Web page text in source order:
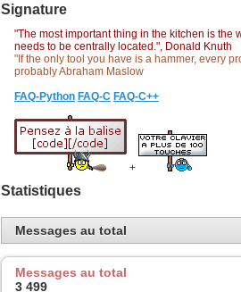
Signature
"The most important thing in the kitchen is the
needs to be centrally located.", Donald Knuth
"If the only tool you have is a hammer, every
probably Abraham Maslow
FAQ-Python FAQ-C FAQ-C++
+
Statistiques
Messages au total
Messages au total
3 499